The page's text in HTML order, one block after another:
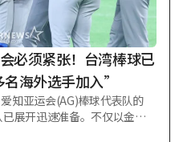
体育开启新的职业生涯。 更
土耳其地方媒体《61 萨特》
体育的传闻不
必须紧张！台湾棒球已
海外选手加入”
知亚运会(AG)棒球代表队的
展开迅速准备。不仅以金牌